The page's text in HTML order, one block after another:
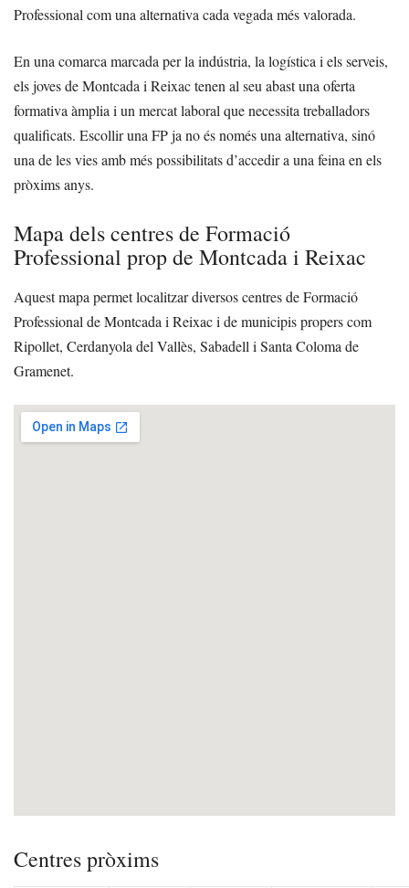
Professional com una alternativa cada vegada més valorada.
En una comarca marcada per la indústria, la logística i els serveis,
els joves de Montcada i Reixac tenen al seu abast una oferta
formativa àmplia i un mercat laboral que necessita treballadors
qualificats. Escollir una FP ja no és només una alternativa, sinó
una de les vies amb més possibilitats d’accedir a una feina en els
pròxims anys.
Mapa dels centres de Formació
Professional prop de Montcada i Reixac
Aquest mapa permet localitzar diversos centres de Formació
Professional de Montcada i Reixac i de municipis propers com
Ripollet, Cerdanyola del Vallès, Sabadell i Santa Coloma de
Gramenet.
Centres pròxims